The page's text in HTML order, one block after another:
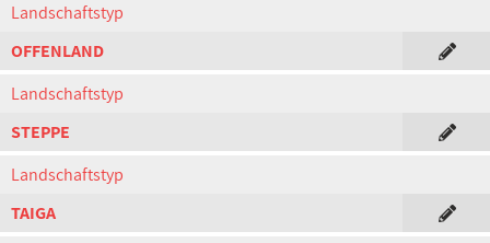
Landschaftstyp
OFFENLAND
Landschaftstyp
STEPPE
Landschaftstyp
TAIGA